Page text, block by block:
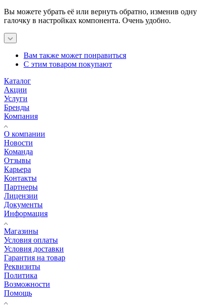
Вы можете убрать её или вернуть обратно, изменив одну
галочку в настройках компонента. Очень удобно.
Вам также может понравиться
С этим товаром покупают
Каталог
Акции
Услуги
Бренды
Компания
О компании
Новости
Команда
Отзывы
Карьера
Контакты
Партнеры
Лицензии
Документы
Информация
Магазины
Условия оплаты
Условия доставки
Гарантия на товар
Реквизиты
Политика
Возможности
Помощь